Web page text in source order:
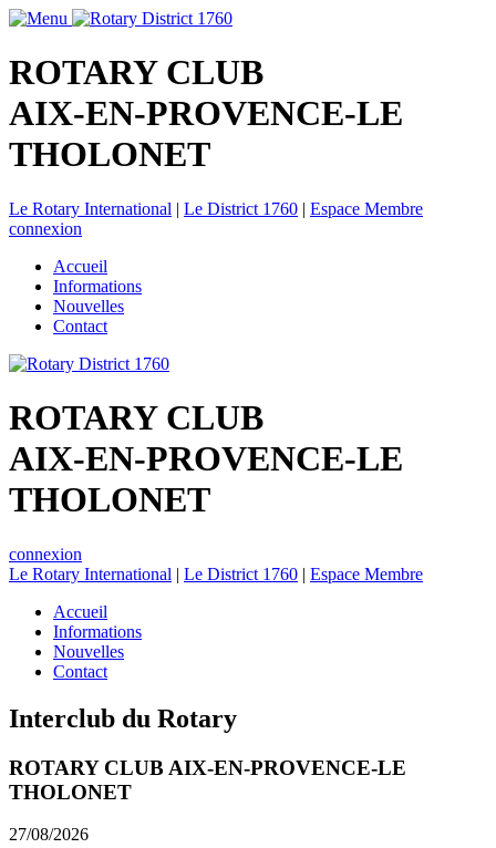
ROTARY CLUB
AIX-EN-PROVENCE-LE
THOLONET
Le Rotary International | Le District 1760 | Espace Membre
connexion
Accueil
Informations
Nouvelles
Contact
ROTARY CLUB
AIX-EN-PROVENCE-LE
THOLONET
connexion
Le Rotary International | Le District 1760 | Espace Membre
Accueil
Informations
Nouvelles
Contact
Interclub du Rotary
ROTARY CLUB AIX-EN-PROVENCE-LE
THOLONET
27/08/2026